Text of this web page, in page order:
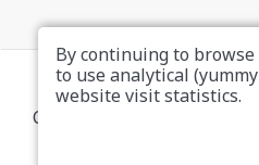
Copyright... Nah, don't be a
By continuing to
to use analytical (yummy
website visit statistics.